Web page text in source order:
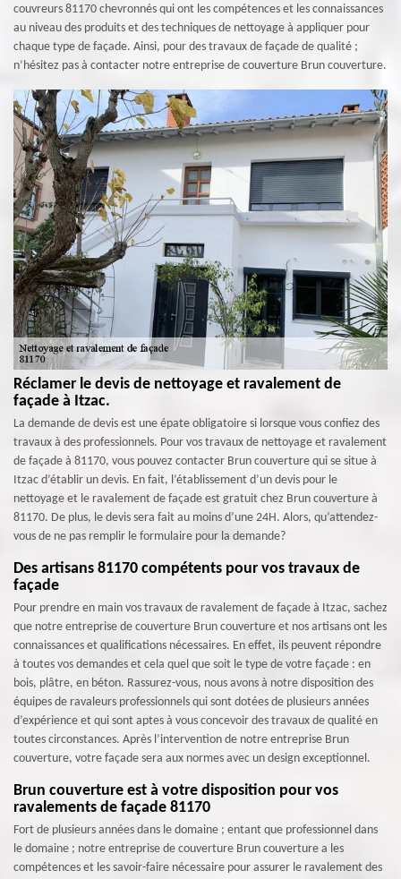
couvreurs 81170 chevronnés qui ont les compétences et les connaissances
au niveau des produits et des techniques de nettoyage à appliquer pour
chaque type de façade. Ainsi, pour des travaux de façade de qualité ;
n’hésitez pas à contacter notre entreprise de couverture Brun couverture.
Réclamer le devis de nettoyage et ravalement de
façade à Itzac.
La demande de devis est une épate obligatoire si lorsque vous confiez des
travaux à des professionnels. Pour vos travaux de nettoyage et ravalement
de façade à 81170, vous pouvez contacter Brun couverture qui se situe à
Itzac d’établir un devis. En fait, l’établissement d’un devis pour le
nettoyage et le ravalement de façade est gratuit chez Brun couverture à
81170. De plus, le devis sera fait au moins d’une 24H. Alors, qu’attendez-
vous de ne pas remplir le formulaire pour la demande?
Des artisans 81170 compétents pour vos travaux de
façade
Pour prendre en main vos travaux de ravalement de façade à Itzac, sachez
que notre entreprise de couverture Brun couverture et nos artisans ont les
connaissances et qualifications nécessaires. En effet, ils peuvent répondre
à toutes vos demandes et cela quel que soit le type de votre façade : en
bois, plâtre, en béton. Rassurez-vous, nous avons à notre disposition des
équipes de ravaleurs professionnels qui sont dotées de plusieurs années
d’expérience et qui sont aptes à vous concevoir des travaux de qualité en
toutes circonstances. Après l’intervention de notre entreprise Brun
couverture, votre façade sera aux normes avec un design exceptionnel.
Brun couverture est à votre disposition pour vos
ravalements de façade 81170
Fort de plusieurs années dans le domaine ; entant que professionnel dans
le domaine ; notre entreprise de couverture Brun couverture a les
compétences et les savoir-faire nécessaire pour assurer le ravalement des